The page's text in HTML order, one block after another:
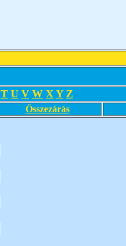
T U V W X Y Z
Összezárás